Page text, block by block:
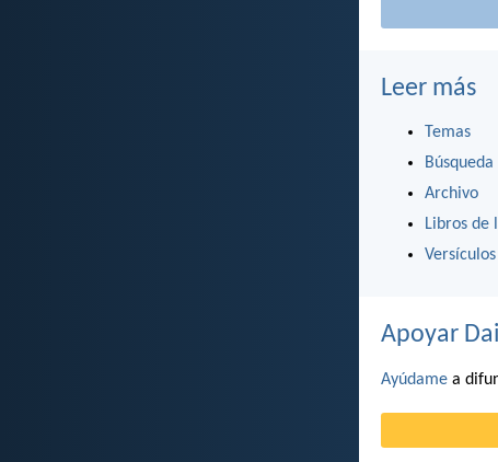
Leer más
Temas
Búsqueda
Archivo
Libros de
Apoyar
Ayúdame a